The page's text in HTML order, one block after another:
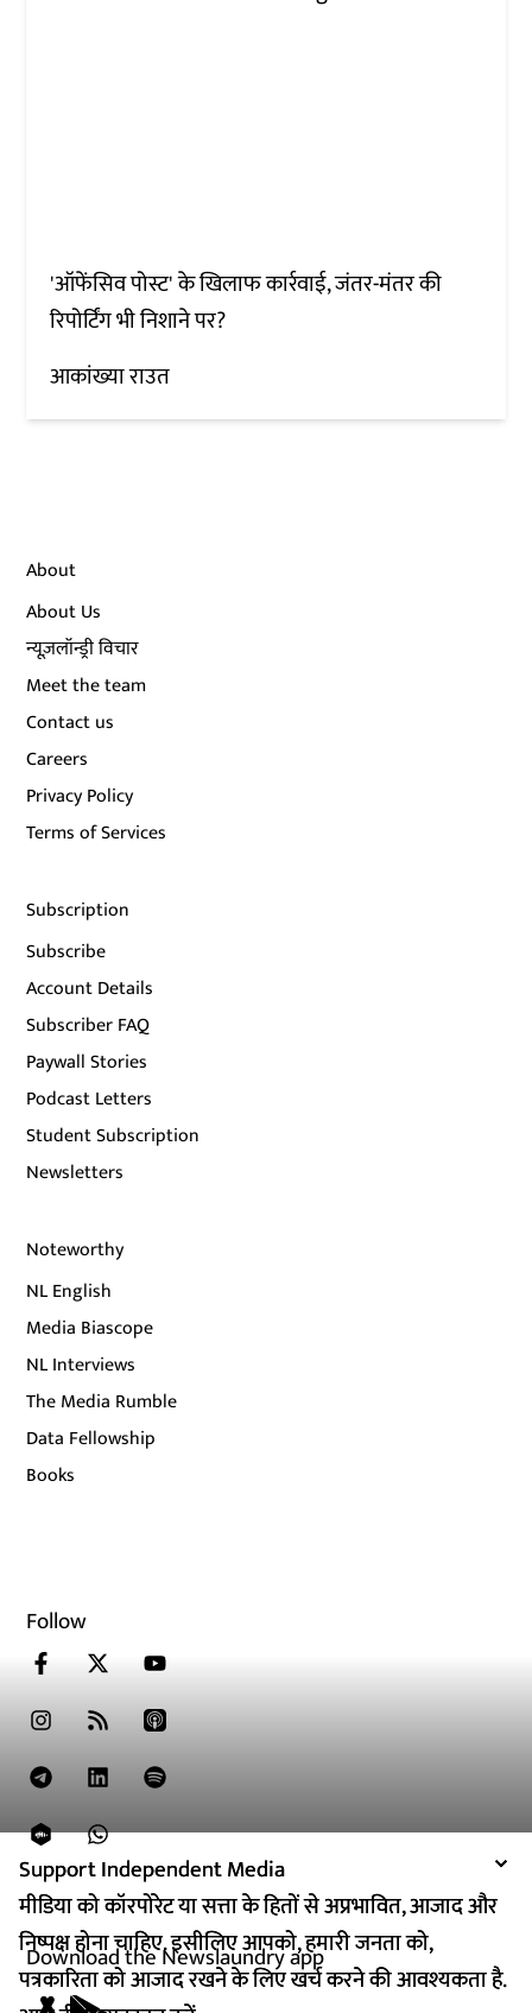
Support Independent Media
मीडिया को कॉरपोरेट या सत्ता के हितों से अप्रभावित, आजाद और
निष्पक्ष होना चाहिए. इसीलिए आपको, हमारी जनता को,
पत्रकारिता को आजाद रखने के लिए खर्च करने की आवश्यकता है.
Support Independent Media
मीडिया को कॉरपोरेट या सत्ता के हितों से अप्रभावित, आजाद और
निष्पक्ष होना चाहिए. इसीलिए आपको, हमारी जनता को,
पत्रकारिता को आजाद रखने के लिए खर्च करने की आवश्यकता है.
'ऑफेंसिव पोस्ट' के खिलाफ कार्रवाई, जंतर-मंतर की
रिपोर्टिंग भी निशाने पर?
आकांख्या राउत
About
About Us
न्यूज़लॉन्ड्री विचार
Meet the team
Contact us
Careers
Privacy Policy
Terms of Services
Subscription
Subscribe
Account Details
Subscriber FAQ
Paywall Stories
Podcast Letters
Student Subscription
Newsletters
Noteworthy
NL English
Media Biascope
NL Interviews
The Media Rumble
Data Fellowship
Books
Follow
Download the Newslaundry app